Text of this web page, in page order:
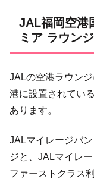
JAL福岡空港
ミア ラウンジ
JALの空港ラウン
港に設置されてい
あります。
JALマイレージバ
ジと、JALマイレ
ファーストクラス